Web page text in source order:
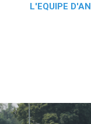
L'EQUIPE